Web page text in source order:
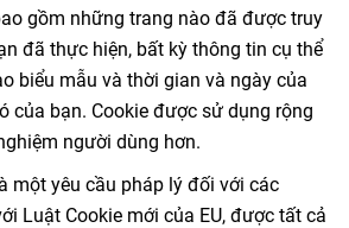
gồm những trang nào đã được truy
đã thực hiện, bất kỳ thông tin cụ thể
biểu mẫu và thời gian và ngày của
của bạn. Cookie được sử dụng rộng
người dùng hơn.
một yêu cầu pháp lý đối với các
Luật Cookie mới của EU, được tất cả